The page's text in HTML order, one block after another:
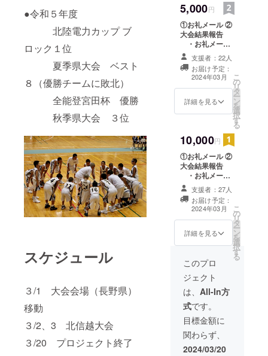
●令和５年度
北陸電力カップ ブ
ロック１位
夏季県大会 ベスト
８（優勝チームに敗北）
全能登宮田杯 優勝
秋季県大会 ３位
スケジュール
３/1 大会会場（長野県）
移動
３/2、3 北信越大会
３/20 プロジェクト終了
5,000円
①お礼メール ②
大会結果報告
・お礼メール
に添付（pdf）し
ます。 ③大会で
の集合写真 ・
お礼メールに添
付（jpg）しま
す。 ④大会ハイ
ライト動画 ・
YouTube限定公
開アドレスを記
載します。
支援者：22人
お届け予定：
2024年03月
詳細を見る
こ
の
リ
タ
ー
ン
を
選
択
す
る
10,000円
①お礼メール ②
大会結果報告
・お礼メール
に添付（pdf）し
ます。 ③大会で
の集合写真 ・
お礼メールに添
付（jpg）しま
す。 ④大会ハイ
ライト動画 ・
礼メールに
YouTube限定公
開アドレスを記
載します。 ⑤大
会試合動画
（YouTube公開
アドレス） ・
４試合分 ・お
礼メールに
YouTube限定公
支援者：27人
お届け予定：
2024年03月
詳細を見る
こ
の
リ
タ
ー
ン
を
選
択
す
る
このプロ
ジェクト
は、 All-In方
式です。
目標金額に
関わらず、
2024/03/20